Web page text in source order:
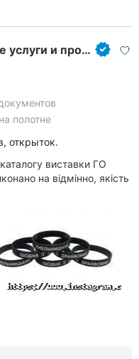
ЗАЗА принт, полиграфические услуги и продукция
полотне
открыток.
виставки ГО
на відмінно, якість